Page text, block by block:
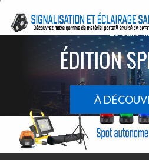
Le sans-
ÉDITION
À